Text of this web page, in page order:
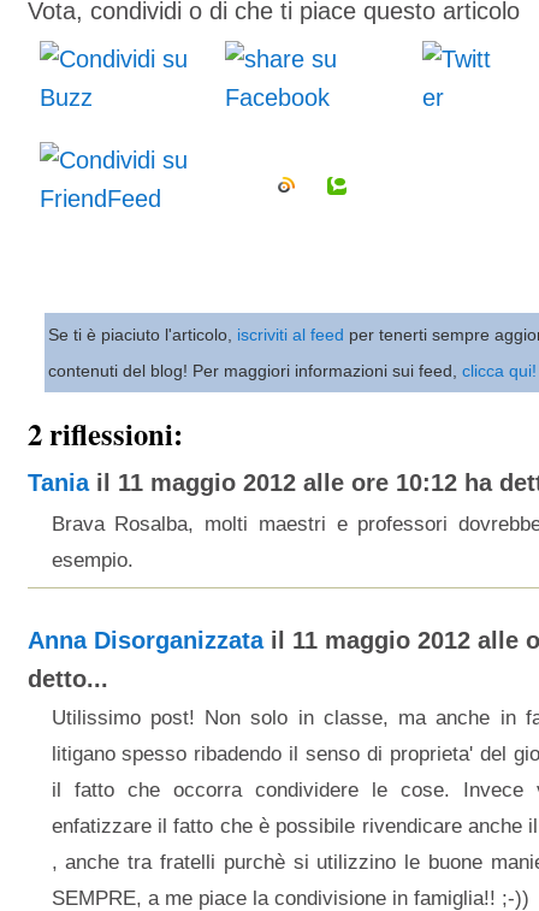
Vota, condividi o di che ti piace questo articolo
Se ti è piaciuto l'articolo, iscriviti al feed per tenerti sempre
contenuti del blog! Per maggiori informazioni sui feed, clicca qui!
2 riflessioni:
Taniail 11 maggio 2012 alle ore 10:12 ha
Brava Rosalba, molti maestri e professori
esempio.
Anna Disorganizzatail 11 maggio 2012 alle
detto...
Utilissimo post! Non solo in classe, ma anche in
litigano spesso ribadendo il senso di proprieta' del
il fatto che occorra condividere le cose. Invece
enfatizzare il fatto che è possibile rivendicare anche
, anche tra fratelli purchè si utilizzino le buone
SEMPRE, a me piace la condivisione in famiglia!! ;-))